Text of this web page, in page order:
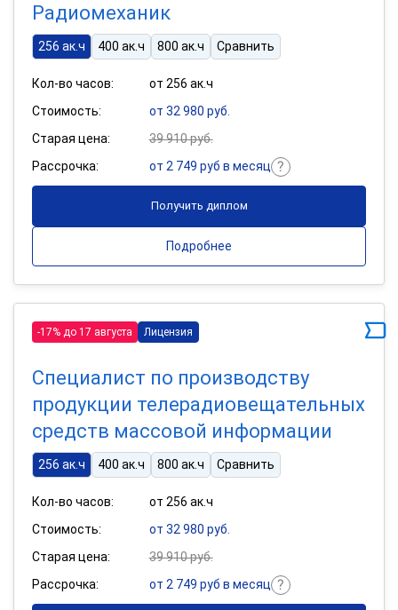
Радиомеханик
256 ак.ч 400 ак.ч 800 ак.ч Сравнить
Кол-во часов:
от 256 ак.ч
Стоимость:
от 32 980 руб.
Старая цена:
39 910 руб.
Рассрочка:
от 2 749 руб в месяц
Получить диплом
Подробнее
-17% до 17 августа Лицензия
Специалист по производству
продукции телерадиовещательных
средств массовой информации
256 ак.ч 400 ак.ч 800 ак.ч Сравнить
Кол-во часов:
от 256 ак.ч
Стоимость:
от 32 980 руб.
Старая цена:
39 910 руб.
Рассрочка:
от 2 749 руб в месяц